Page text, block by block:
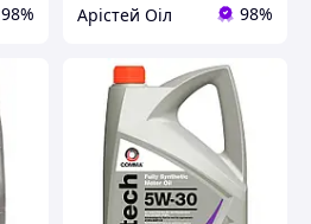
98% Арістей Оіл 98%